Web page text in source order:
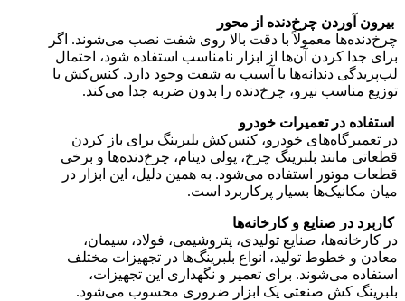
بیرون آوردن چرخ‌دنده از محور
چرخ‌دنده‌ها معمولاً با دقت بالا روی شفت نصب می‌شوند. اگر
برای جدا کردن آن‌ها از ابزار نامناسب استفاده شود، احتمال
لب‌پریدگی دندانه‌ها یا آسیب به شفت وجود دارد. کنس‌کش با
توزیع مناسب نیرو، چرخ‌دنده را بدون ضربه جدا می‌کند.
استفاده در تعمیرات خودرو
در تعمیرگاه‌های خودرو، کنس‌کش بلبرینگ برای باز کردن
قطعاتی مانند بلبرینگ چرخ، پولی دینام، چرخ‌دنده‌ها و برخی
قطعات موتور استفاده می‌شود. به همین دلیل، این ابزار در
میان مکانیک‌ها بسیار پرکاربرد است.
کاربرد در صنایع و کارخانه‌ها
در کارخانه‌ها، صنایع تولیدی، پتروشیمی، فولاد، سیمان،
معادن و خطوط تولید، انواع بلبرینگ‌ها در تجهیزات مختلف
استفاده می‌شوند. برای تعمیر و نگهداری این تجهیزات،
بلبرینگ کش صنعتی یک ابزار ضروری محسوب می‌شود.